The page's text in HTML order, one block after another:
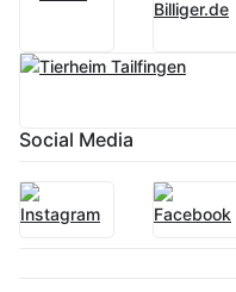
Social Media